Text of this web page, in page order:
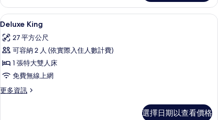
的
詳
情
顯
示
Deluxe
King
的
所
有
書桌、遮光布/窗簾、隔音、熨斗/熨衣
3
Deluxe King
27 平方公尺
可容納 2 人 (依實際入住人數計費)
1 張特大雙人床
免費無線上網
更多資訊
更
選擇日期以查看價格